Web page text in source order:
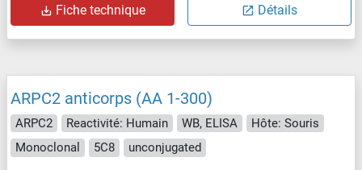
Fiche technique Détails
ARPC2 anticorps (AA 1-300)
ARPC2 Reactivité: Humain WB, ELISA
Hôte: Souris
Monoclonal
5C8 unconjugated